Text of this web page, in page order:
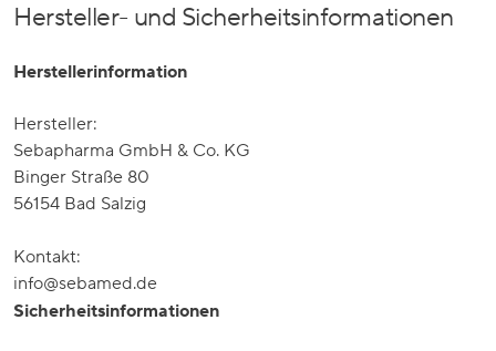
Hersteller- und Sicherheitsinformationen
Herstellerinformation
Hersteller:
Sebapharma GmbH & Co. KG
Binger Straße 80
56154 Bad Salzig
Kontakt:
info@sebamed.de
Sicherheitsinformationen